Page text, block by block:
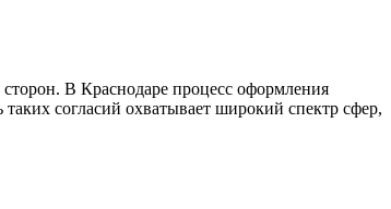
В Краснодаре процесс оформления
согласий охватывает широкий спектр сфер,